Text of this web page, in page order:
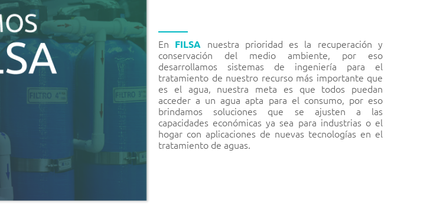
En FILSA nuestra prioridad es la recuperación y
conservación del medio ambiente, por eso
desarrollamos sistemas de ingeniería para el
tratamiento de nuestro recurso más importante que
es el agua, nuestra meta es que todos puedan
acceder a un agua apta para el consumo, por eso
brindamos soluciones que se ajusten a las
capacidades económicas ya sea para industrias o el
hogar con aplicaciones de nuevas tecnologías en el
tratamiento de aguas.